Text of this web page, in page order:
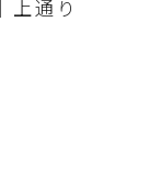
上通り